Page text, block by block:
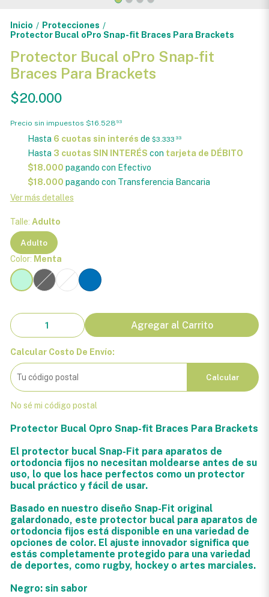
Inicio / Protecciones /
Protector Bucal oPro Snap-fit Braces Para Brackets
Protector Bucal oPro Snap-fit
Braces Para Brackets
$20.000
Precio sin impuestos $16.528 93
Hasta 6 cuotas sin interés de $3.333 33
Hasta 3 cuotas SIN INTERÉS con tarjeta de DÉBITO
$18.000 pagando con Efectivo
$18.000 pagando con Transferencia Bancaria
Ver más detalles
Talle: Adulto
Adulto
Color: Menta
Agregar al Carrito
Calcular Costo De Envío:
Calcular
No sé mi código postal
Protector Bucal Opro Snap-fit Braces Para Brackets
El protector bucal Snap-Fit para aparatos de
ortodoncia fijos no necesitan moldearse antes de su
uso, lo que los hace perfectos como un protector
bucal práctico y fácil de usar.
Basado en nuestro diseño Snap-Fit original
galardonado, este protector bucal para aparatos de
ortodoncia fijos está disponible en una variedad de
opciones de color. El ajuste innovador significa que
estás completamente protegido para una variedad
de deportes, como rugby, hockey o artes marciales.
Negro: sin sabor